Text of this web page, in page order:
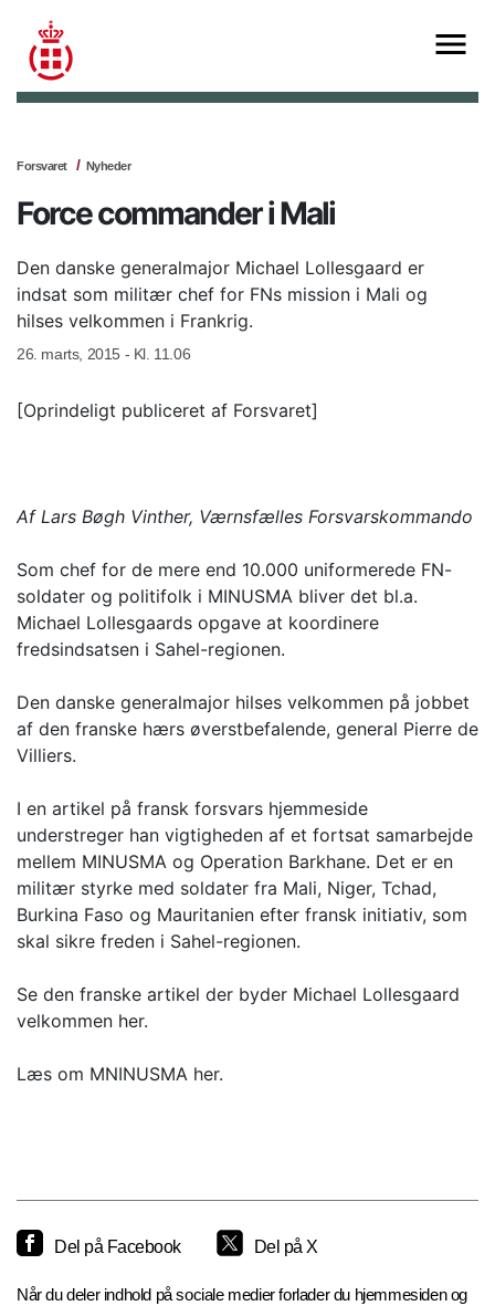
Forsvaret Nyheder
Force commander i Mali
Den danske generalmajor Michael Lollesgaard er
indsat som militær chef for FNs mission i Mali og
hilses velkommen i Frankrig.
26. marts, 2015 - Kl. 11.06
[Oprindeligt publiceret af Forsvaret]
Af Lars Bøgh Vinther, Værnsfælles Forsvarskommando
Som chef for de mere end 10.000 uniformerede FN-
soldater og politifolk i MINUSMA bliver det bl.a.
Michael Lollesgaards opgave at koordinere
fredsindsatsen i Sahel-regionen.
Den danske generalmajor hilses velkommen på jobbet
af den franske hærs øverstbefalende, general Pierre de
Villiers.
I en artikel på fransk forsvars hjemmeside
understreger han vigtigheden af et fortsat samarbejde
mellem MINUSMA og Operation Barkhane. Det er en
militær styrke med soldater fra Mali, Niger, Tchad,
Burkina Faso og Mauritanien efter fransk initiativ, som
skal sikre freden i Sahel-regionen.
Se den franske artikel der byder Michael Lollesgaard
velkommen her.
Læs om MNINUSMA her.
Del på Facebook Del på X
Når du deler indhold på sociale medier forlader du hjemmesiden og